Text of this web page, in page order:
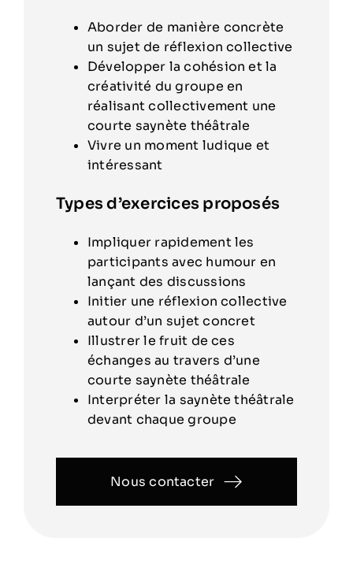
Aborder de manière concrète
un sujet de réflexion collective
Développer la cohésion et la
créativité du groupe en
réalisant collectivement une
courte saynète théâtrale
Vivre un moment ludique et
intéressant
Types d’exercices proposés
Impliquer rapidement les
participants avec humour en
lançant des discussions
Initier une réflexion collective
autour d’un sujet concret
Illustrer le fruit de ces
échanges au travers d’une
courte saynète théâtrale
Interpréter la saynète théâtrale
devant chaque groupe
Nous contacter